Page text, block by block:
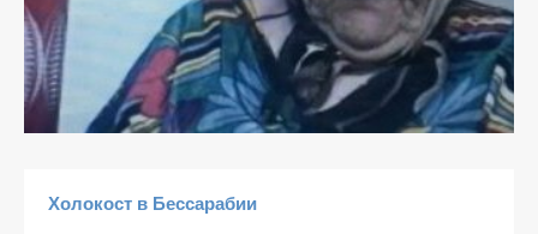
Холокост в Бессарабии